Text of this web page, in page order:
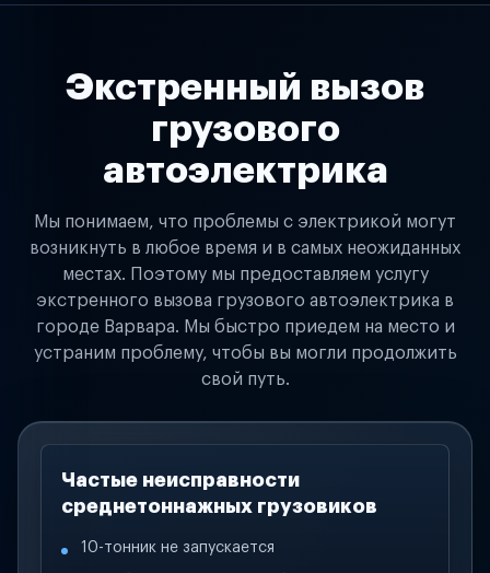
Экстренный вызов
грузового
автоэлектрика
Мы понимаем, что проблемы с электрикой могут
возникнуть в любое время и в самых неожиданных
местах. Поэтому мы предоставляем услугу
экстренного вызова грузового автоэлектрика в
городе Варвара. Мы быстро приедем на место и
устраним проблему, чтобы вы могли продолжить
свой путь.
Частые неисправности
среднетоннажных грузовиков
10-тонник не запускается